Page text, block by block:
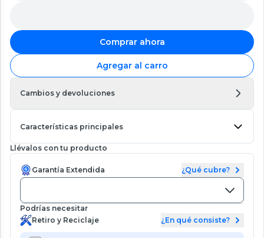
Comprar ahora
Agregar al carro
Cambios y devoluciones
Características principales
Llévalos con tu producto
Garantía Extendida ¿Qué cubre?
Podrías necesitar
Retiro y Reciclaje
¿En qué consiste?